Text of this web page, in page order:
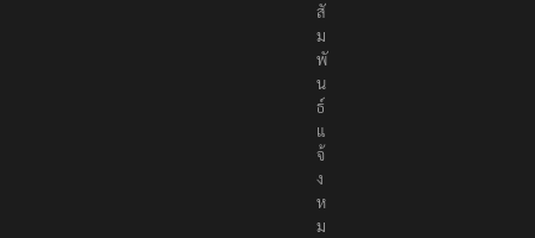
สั
ม
พั
น
ธ์
แ
จ้
ง
ห
ม